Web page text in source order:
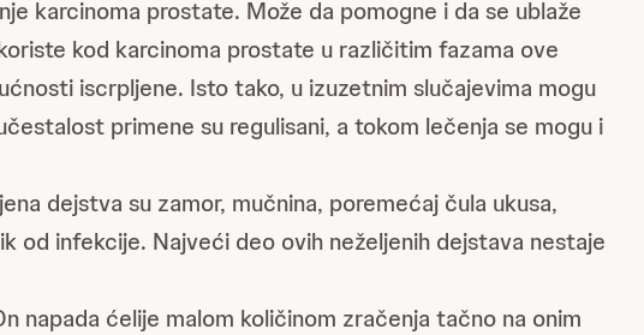
karcinoma prostate. Može da pomogne i da se ublaže
kod karcinoma prostate u različitim fazama ove
iscrpljene. Isto tako, u izuzetnim slučajevima mogu
primene su regulisani, a tokom lečenja se mogu i
dejstva su zamor, mučnina, poremećaj čula ukusa,
od infekcije. Najveći deo ovih neželjenih dejstava nestaje
napada ćelije malom količinom zračenja tačno na onim